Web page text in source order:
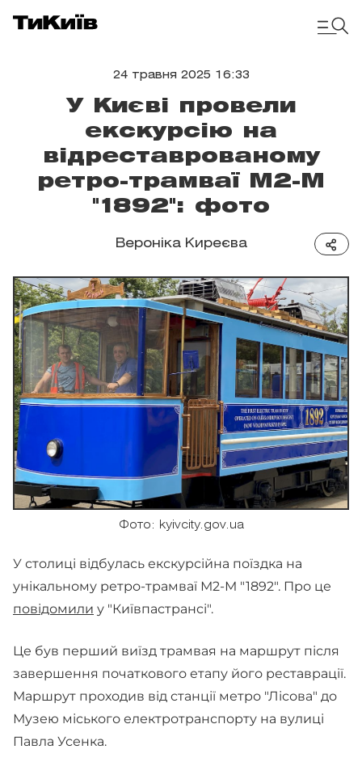
24 травня 2025 16:33
У Києві провели
екскурсію на
відреставрованому
ретро-трамваї М2-М
"1892": фото
Вероніка Киреєва
Фото: kyivcity.gov.ua
У столиці відбулась екскурсійна поїздка на
унікальному ретро-трамваї М2-М "1892". Про це
повідомили у "Київпастрансі".
Це був перший виїзд трамвая на маршрут після
завершення початкового етапу його реставрації.
Маршрут проходив від станції метро "Лісова" до
Музею міського електротранспорту на вулиці
Павла Усенка.